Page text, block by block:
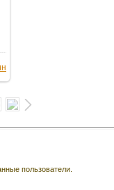
пользователи.